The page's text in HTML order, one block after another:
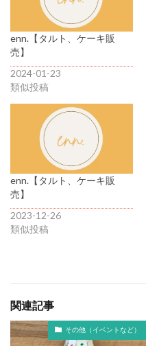
enn.【タルト、ケーキ販
売】
2024-01-23
類似投稿
enn.【タルト、ケーキ販
売】
2023-12-26
類似投稿
関連記事
その他（イベントなど）